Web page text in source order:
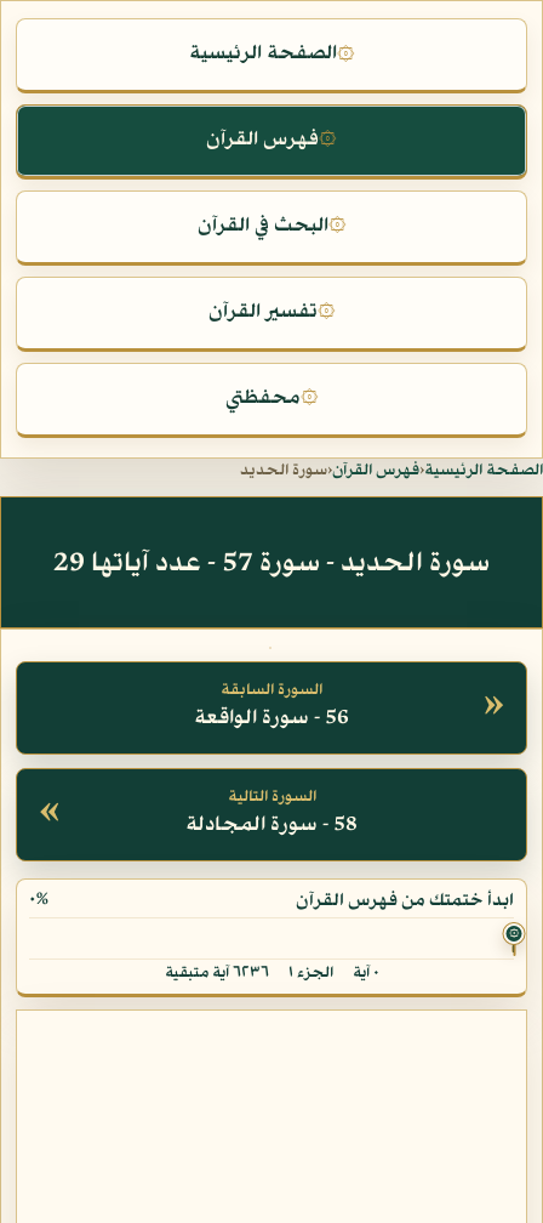
۞الصفحة الرئيسية
۞فهرس القرآن
۞البحث في القرآن
۞تفسير القرآن
۞محفظتي
الصفحة الرئيسية‹فهرس القرآن‹سورة الحديد
سورة الحديد - سورة 57 - عدد آياتها 29
» السورة السابقة
56 - سورة الواقعة
« السورة التالية
58 - سورة المجادلة
ابدأ ختمتك من فهرس القرآن ٠%
۞
٠ آية الجزء ١ ٦٢٣٦ آية متبقية